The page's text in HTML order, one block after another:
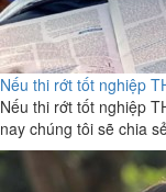
Nếu thi rớt tốt nghiệp
Nếu thi rớt tốt nghiệp
nay chúng tôi sẽ chia